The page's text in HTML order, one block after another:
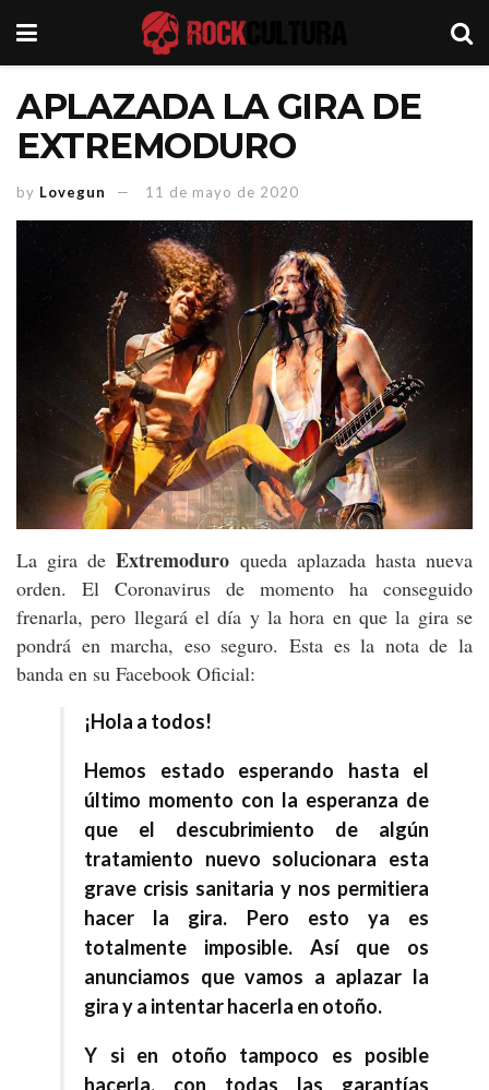
APLAZADA LA GIRA DE
EXTREMODURO
by Lovegun 11 de mayo de 2020
La gira deExtremoduro queda aplazada hasta nueva
orden. El Coronavirus de momento ha conseguido
frenarla, pero llegará el día y la hora en que la gira se
pondrá en marcha, eso seguro. Esta es la nota de la
banda en su Facebook Oficial:
¡Hola a todos!
Hemos estado esperando hasta el
último momento con la esperanza de
que el descubrimiento de algún
tratamiento nuevo solucionara esta
grave crisis sanitaria y nos permitiera
hacer la gira. Pero esto ya es
totalmente imposible. Así que os
anunciamos que vamos a aplazar la
gira y a intentar hacerla en otoño.
Y si en otoño tampoco es posible
hacerla, con todas las garantías